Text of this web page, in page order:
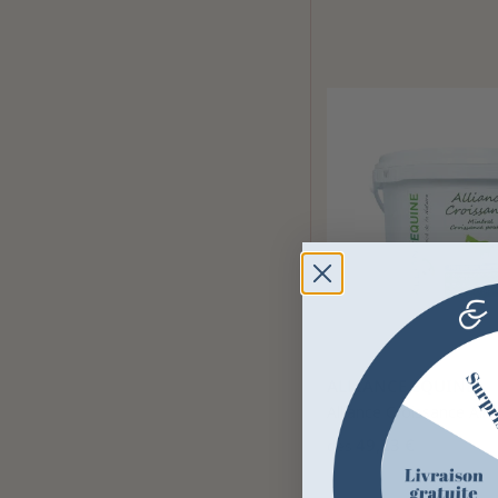
ALLIANCE EQUINE
Alliance Croissance
dès 49,23 €